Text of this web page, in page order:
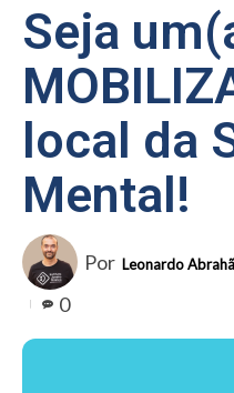
Seja
local da
Mental!
Por Leonardo
0